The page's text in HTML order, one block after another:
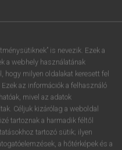
is nevezik. Ezek a
a webhely használatának
hogy milyen oldalakat keresett fel
az információk a felhasználó
mivel az adatok
Céljuk kizárólag a weboldal
tartoznak a harmadik féltől
tartozó sütik; ilyen
a hőtérképek és a